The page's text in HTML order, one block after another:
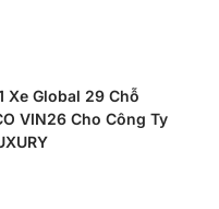
Xe Global 29 Chỗ
VIN26 Cho Công Ty